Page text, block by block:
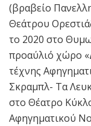
(βραβείο
Θεάτρου
το 2020 στο
προαύλιό χώρο
τέχνης
Σκραμπλ- Τα
στο Θέατρο
Αφηγηματικού